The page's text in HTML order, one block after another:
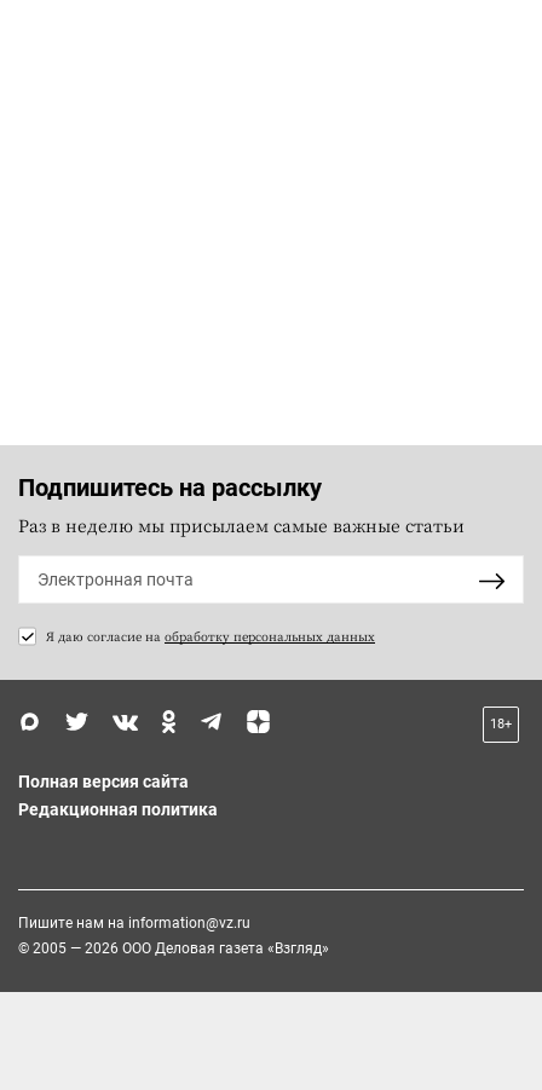
Подпишитесь на рассылку
Раз в неделю мы присылаем самые важные статьи
Я даю согласие на обработку персональных данных
18+
Полная версия сайта
Редакционная политика
Пишите нам на information@vz.ru
© 2005 — 2026 ООО Деловая газета «Взгляд»